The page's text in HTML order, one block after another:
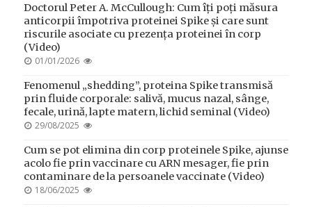
Doctorul Peter A. McCullough: Cum îți poți măsura
anticorpii împotriva proteinei Spike și care sunt
riscurile asociate cu prezența proteinei în corp
(Video)
POSTED
01/01/2026
Fenomenul „shedding”, proteina Spike transmisă
prin fluide corporale: salivă, mucus nazal, sânge,
fecale, urină, lapte matern, lichid seminal (Video)
POSTED
29/08/2025
Cum se pot elimina din corp proteinele Spike, ajunse
acolo fie prin vaccinare cu ARN mesager, fie prin
contaminare de la persoanele vaccinate (Video)
POSTED
18/06/2025